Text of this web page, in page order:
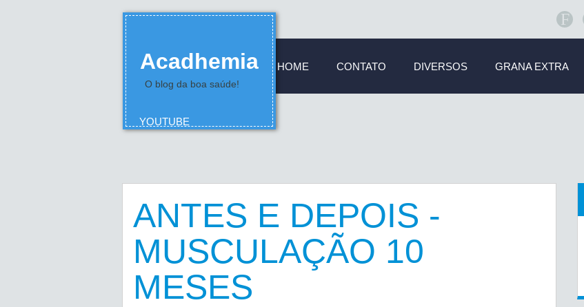
F
Acadhemia
O blog da boa saúde!
HOME CONTATO DIVERSOS GRANA EXTRA
YOUTUBE
ANTES E DEPOIS -
MUSCULAÇÃO 10
MESES